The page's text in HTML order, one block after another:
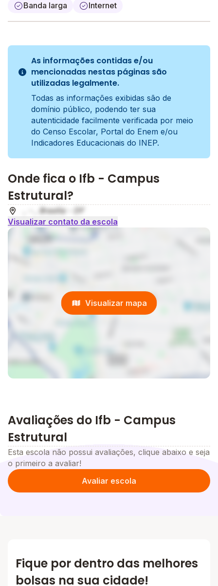
Banda larga
Internet
As informações contidas e/ou
mencionadas nestas páginas são
utilizadas legalmente.
Todas as informações exibidas são de
domínio público, podendo ter sua
autenticidade facilmente verificada por meio
do Censo Escolar, Portal do Enem e/ou
Indicadores Educacionais do INEP.
Onde fica o Ifb - Campus
Estrutural?
, - , Brasília - DF
Visualizar contato da escola
Visualizar mapa
Avaliações do Ifb - Campus
Estrutural
Esta escola não possui avaliações, clique abaixo e seja
o primeiro a avaliar!
Avaliar escola
Fique por dentro das melhores
bolsas na sua cidade!